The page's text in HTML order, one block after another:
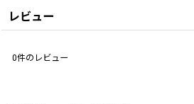
レビュー
0件のレビュー